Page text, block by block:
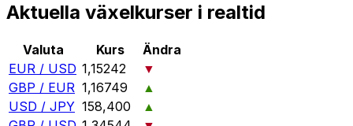
Aktuella växelkurser i realtid
Valuta Kurs
Ändra
EUR / USD 1,15242
▼
GBP / EUR 1,16749
▲
USD / JPY 158,400
▲